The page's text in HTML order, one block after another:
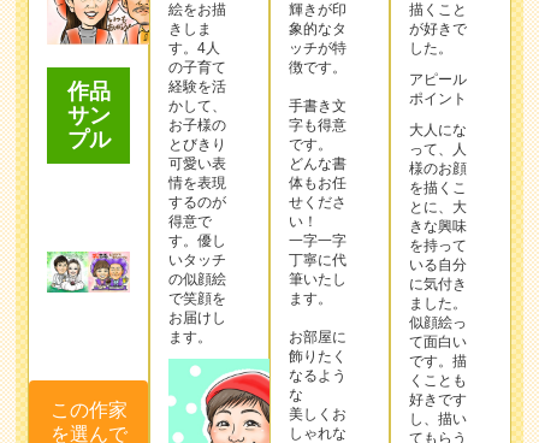
作品
サン
プル
この作家
を選んで
絵をお描
きしま
す。4人
の子育て
経験を活
かして、
お子様の
とびきり
可愛い表
情を表現
するのが
得意で
す。優し
いタッチ
の似顔絵
で笑顔を
お届けし
ます。
輝きが印
象的なタ
ッチが特
徴です。
手書き文
字も得意
です。
どんな書
体もお任
せくださ
い！
一字一字
丁寧に代
筆いたし
ます。
お部屋に
飾りたく
なるよう
な
美しくお
しゃれな
描くこと
が好きで
した。
アピール
ポイント
大人にな
って、人
様のお顔
を描くこ
とに、大
きな興味
を持って
いる自分
に気付き
ました。
似顔絵っ
て面白い
です。描
くことも
好きです
し、描い
てもらう